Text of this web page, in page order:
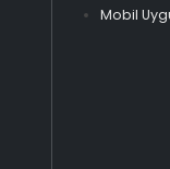
Mobil